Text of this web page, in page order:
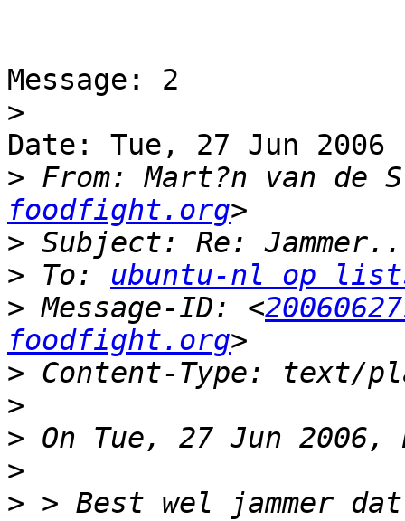
Message: 2
>
Date: Tue, 27 Jun 2006
> From: Mart?n van de
foodfight.org
>
> To: ubuntu-nl op
> Message-ID: <
foodfight.org
>
>
>
>
> > Best wel jammer